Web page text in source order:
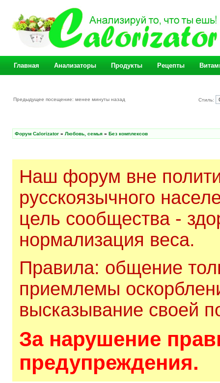
Главная Анализаторы Продукты Рецепты
Предыдущее посещение: менее минуты назад Стиль:
Форум Calorizator » Любовь, семья » Без комплексов
Наш форум вне
русскоязычного
цель сообщества -
нормализация веса.
Правила: общение
приемлемы
высказывание своей
За нарушение
предупреждения.